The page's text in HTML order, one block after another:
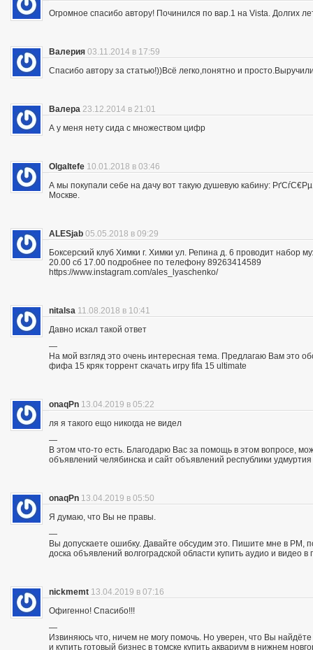
Огромное спасибо автору! Починился по вар.1 на Vista. Долгих
Валерия 03.11.2014 в 17:59
Спасибо автору за статью!))Всё легко,понятно и
Валера 23.12.2014 в 21:01
А у меня нету сида с множеством цифр
OlgaItefe 10.01.2018 в 03:46
А мы покупали себе на дачу вот такую душевую кабину:
Москве.
ALESjab 05.05.2018 в 09:29
Боксерский клуб Химки г. Химки ул. Репина д. 6 проводит набор
20.00 сб 17.00 подробнее по телефону 89263414589
https://www.instagram.com/ales_lyaschenko/
nitalsa 11.08.2018 в 10:41
Давно искал такой ответ
—
На мой взгляд это очень интересная тема. Предлагаю Вам это
фифа 15 кряк торрент скачать игру fifa 15 ultimate
onaqPn 13.04.2019 в 05:22
ля я такого ещо никогда не видел
—
В этом что-то есть. Благодарю Вас за помощь в этом вопросе,
объявлений челябинска и сайт объявлений республики
onaqPn 13.04.2019 в 05:50
Я думаю, что Вы не правы.
—
Вы допускаете ошибку. Давайте обсудим это. Пишите мне в PM,
доска объявлений волгоградской области купить аудио и видео в
nickmemt 13.04.2019 в 07:16
Офигенно! Спасибо!!!
—
Извиняюсь что, ничем не могу помочь. Но уверен, что Вы
и купить готовый бизнес в томске купить аквариум в нижнем